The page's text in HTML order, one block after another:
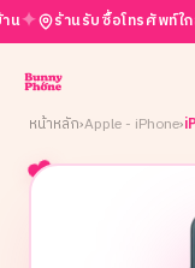
ร้านรับซื้อโทรศัพท์ใกล้คุณ
หน้าหลัก›Apple - iPhone›